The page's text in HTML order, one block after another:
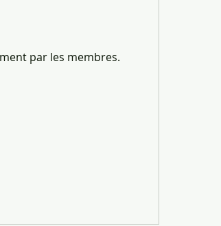
par les membres.